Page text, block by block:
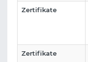
Zertifikate
Zertifikate